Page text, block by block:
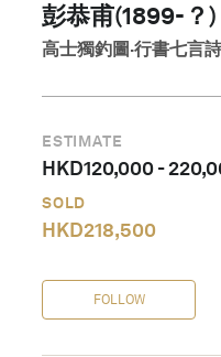
彭恭甫(1899-？)
高士獨釣圖·行書七言詩
ESTIMATE
HKD120,000-
SOLD
HKD218,500
FOLLOW